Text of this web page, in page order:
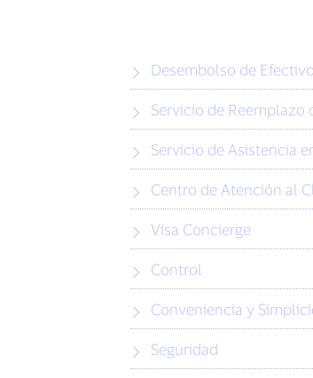
Desembolso de
Servicio de Reemplazo
Servicio de Asistencia
Centro de Atención al
Visa Concierge
Control
Conveniencia y
Seguridad